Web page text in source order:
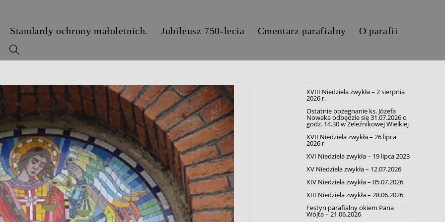
Standardy ochrony małoletnich. Jubileusz 750-lecia Cmentarz parafialny
O parafii
XVIII Niedziela zwykła – 2 sierpnia
2026 r.
Ostatnie pożegnanie ks. Józefa
Nowaka odbędzie się 31.07.2026 o
godz. 14.30 w Żeleźnikowej Wielkiej
XVII Niedziela zwykła – 26 lipca
2026 r
XVI Niedziela zwykła – 19 lipca 2023
XV Niedziela zwykła – 12.07.2026
XIV Niedziela zwykła – 05.07.2026
XIII Niedziela zwykła – 28.06.2026
Festyn parafialny okiem Pana
Wójta – 21.06.2026